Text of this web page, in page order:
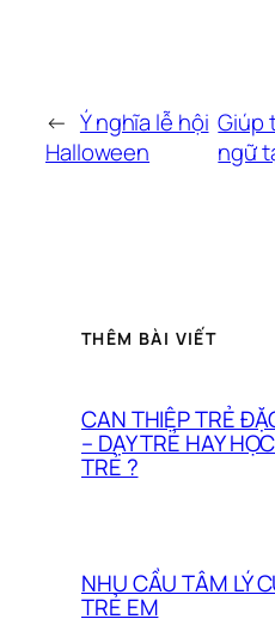
← Ý nghĩa lễ hội
Halloween
Giúp
ngữ
THÊM BÀI VIẾT
CAN THIỆP TRẺ
– DẠY TRẺ HAY
TRẺ ?
NHU CẦU TÂM LÝ
TRẺ EM